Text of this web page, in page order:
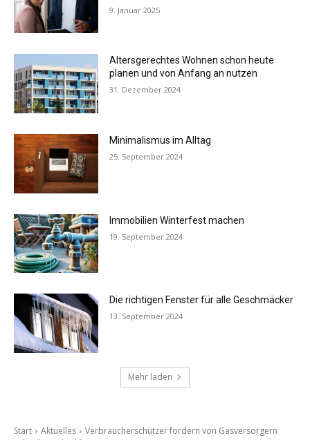
9. Januar 2025
Altersgerechtes Wohnen schon heute
planen und von Anfang an nutzen
31. Dezember 2024
Minimalismus im Alltag
25. September 2024
Immobilien Winterfest machen
19. September 2024
Die richtigen Fenster für alle Geschmäcker
13. September 2024
Mehr laden